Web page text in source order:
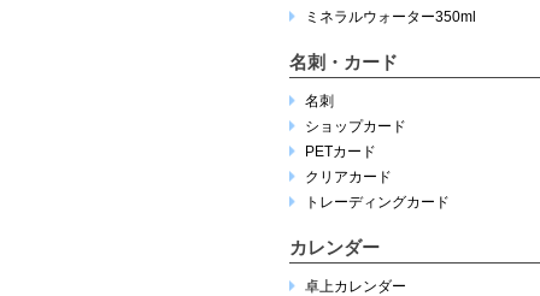
ミネラルウォーター350ml
名刺・カード
名刺
ショップカード
PETカード
クリアカード
トレーディングカード
カレンダー
卓上カレンダー